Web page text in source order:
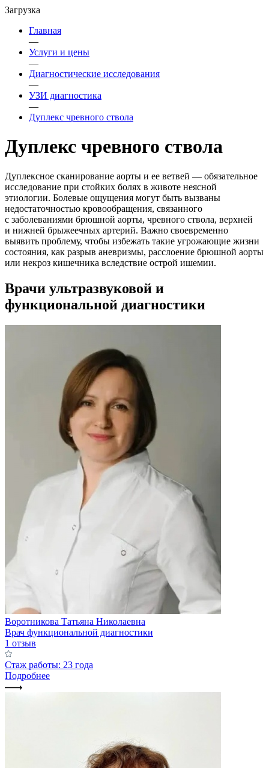
Загрузка
Главная
—
Услуги и цены
—
Диагностические исследования
—
УЗИ диагностика
—
Дуплекс чревного ствола
Дуплекс чревного ствола
Дуплексное сканирование аорты и ее ветвей — обязательное
исследование при стойких болях в животе неясной
этиологии. Болевые ощущения могут быть вызваны
недостаточностью кровообращения, связанного
с заболеваниями брюшной аорты, чревного ствола, верхней
и нижней брыжеечных артерий. Важно своевременно
выявить проблему, чтобы избежать такие угрожающие жизни
состояния, как разрыв аневризмы, расслоение брюшной аорты
или некроз кишечника вследствие острой ишемии.
Врачи ультразвуковой и
функциональной диагностики
Воротникова Татьяна Николаевна
Врач функциональной диагностики
1 отзыв
Стаж работы: 23 года
Подробнее